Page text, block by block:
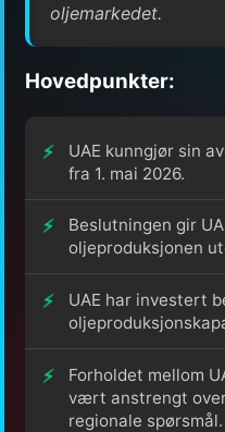
oljemarkedet.
Hovedpunkter:
UAE kunngjør sin
fra 1. mai 2026.
Beslutningen gir
oljeproduksjonen
UAE har investert
Forholdet mellom
vært anstrengt
regionale spørsmål.